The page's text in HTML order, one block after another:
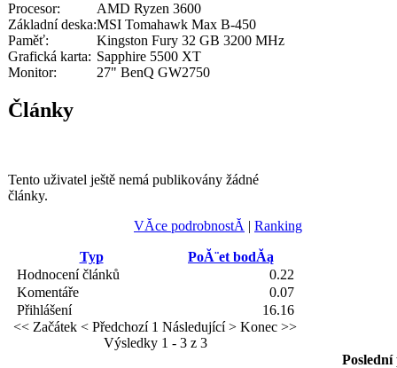
Procesor:
AMD Ryzen 3600
Základní deska:MSI Tomahawk Max B-450
Paměť:
Kingston Fury 32 GB 3200 MHz
Grafická karta: Sapphire 5500 XT
Monitor:
27" BenQ GW2750
Články
Tento uživatel ještě nemá publikovány žádné
články.
VĂ­ce podrobnostĂ­ | Ranking
Typ
PoĂ¨et bodĂą
Hodnocení článků
0.22
Komentáře
0.07
Přihlášení
16.16
<< Začátek < Předchozí 1 Následující > Konec >>
Výsledky 1 - 3 z 3